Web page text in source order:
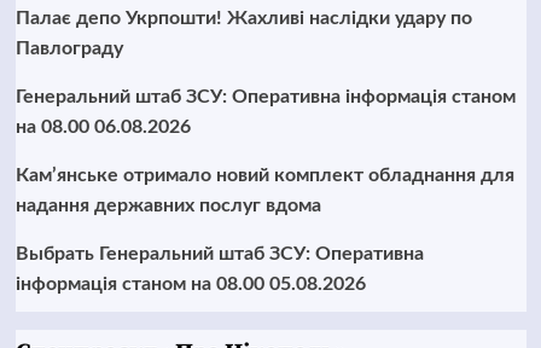
Палає депо Укрпошти! Жахливі наслідки удару по
Павлограду
Генеральний штаб ЗСУ: Оперативна інформація станом
на 08.00 06.08.2026
Кам’янське отримало новий комплект обладнання для
надання державних послуг вдома
Выбрать Генеральний штаб ЗСУ: Оперативна
інформація станом на 08.00 05.08.2026